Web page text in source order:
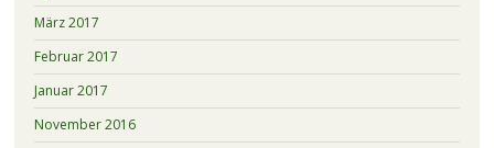
März 2017
Februar 2017
Januar 2017
November 2016